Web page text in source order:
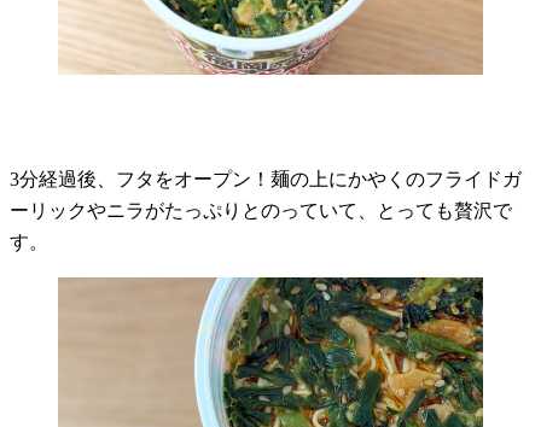
3分経過後、フタをオープン！麺の上にかやくのフライドガ
ーリックやニラがたっぷりとのっていて、とっても贅沢で
す。